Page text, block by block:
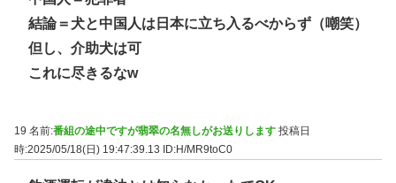
結論＝犬と中国人は日本に立ち入るべからず（嘲笑）
但し、介助犬は可
これに尽きるなw
19 名前:番組の途中ですが翡翠の名無しがお送りします 投稿日
時:2025/05/18(日) 19:47:39.13
ID:H/MR9toC0